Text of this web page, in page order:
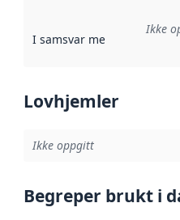
I samsvar med
Ikke
Lovhjemler
Ikke oppgitt
Begreper brukt i